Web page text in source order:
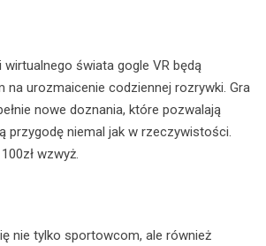
wirtualnego świata gogle VR będą
na urozmaicenie codziennej rozrywki. Gra
nowe doznania, które pozwalają
przygodę niemal jak w rzeczywistości.
wzwyż.
nie tylko sportowcom, ale również